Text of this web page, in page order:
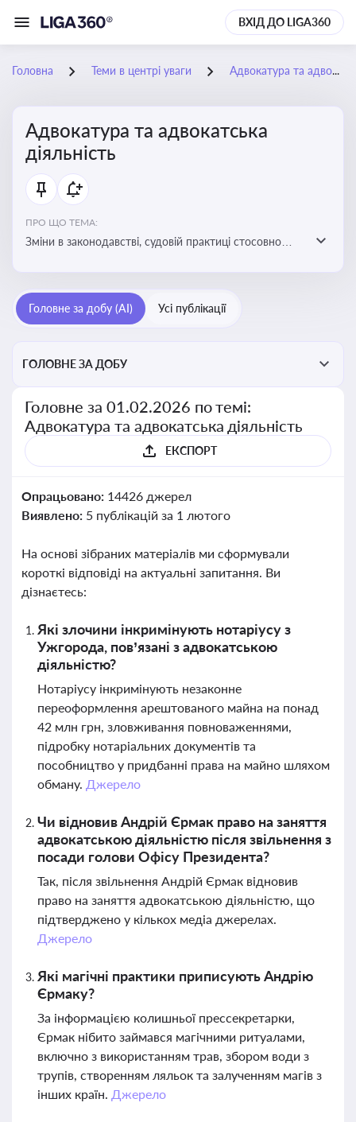
ВХІД ДО LIGA360
Головна Теми в центрі уваги Адвокатура та адвокатська діяльність
Адвокатура та адвокатська
діяльність
ПРО ЩО ТЕМА:
Зміни в законодавстві, судовій практиці стосовно
Головне за добу (AI) Усі публікації
ГОЛОВНЕ ЗА ДОБУ
Головне за 01.02.2026 по темі:
Адвокатура та адвокатська діяльність
ЕКСПОРТ
Опрацьовано: 14426 джерел
Виявлено: 5 публікацій за 1 лютого
На основі зібраних матеріалів ми сформували
короткі відповіді на актуальні запитання. Ви
дізнаєтесь:
Які злочини інкримінують нотаріусу з
Ужгорода, пов’язані з адвокатською
діяльністю?
Нотаріусу інкримінують незаконне
переоформлення арештованого майна на понад
42 млн грн, зловживання повноваженнями,
підробку нотаріальних документів та
пособництво у придбанні права на майно шляхом
обману. Джерело
Чи відновив Андрій Єрмак право на заняття
адвокатською діяльністю після звільнення з
посади голови Офісу Президента?
Так, після звільнення Андрій Єрмак відновив
право на заняття адвокатською діяльністю, що
підтверджено у кількох медіа джерелах.
Джерело
Які магічні практики приписують Андрію
Єрмаку?
За інформацією колишньої прессекретарки,
Єрмак нібито займався магічними ритуалами,
включно з використанням трав, збором води з
трупів, створенням ляльок та залученням магів з
інших країн. Джерело